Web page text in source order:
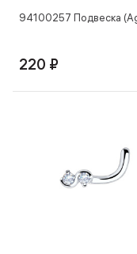
94100257 Подвеска
220 ₽